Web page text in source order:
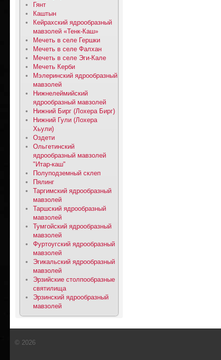
Гянт
Каштын
Кейрахский ядрообразный
мавзолей «Тенк-Каш»
Мечеть в селе Гершки
Мечеть в селе Фалхан
Мечеть в селе Эги-Кале
Мечеть Керби
Мэлеринский ядрообразный
мавзолей
Нижнелеймийский
ядрообразный мавзолей
Нижний Бирг (Лохера Бирг)
Нижний Гули (Лохера
Хьули)
Оздети
Ольгетинский
ядрообразный мавзолей
"Итар-каш"
Полуподземный склеп
Пялинг
Таргимский ядрообразный
мавзолей
Таршский ядрообразный
мавзолей
Тумгойский ядрообразный
мавзолей
Фуртоугский ядрообразный
мавзолей
Эгикальский ядрообразный
мавзолей
Эрзийские столпообразные
святилища
Эрзинский ядрообразный
мавзолей
© 2026